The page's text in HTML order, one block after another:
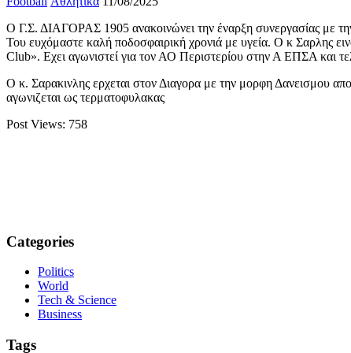
Ο Γ.Σ. ΔΙΑΓΟΡΑΣ 1905 ανακοινώνει την έναρξη συνεργασίας με
Του ευχόμαστε καλή ποδοσφαιρική χρονιά με υγεία. Ο κ Σαρλης
Club». Εχει αγωνιστεί για τον ΑΟ Περιστερίου στην Α ΕΠΣΑ και
Ο κ. Σαρακινλης ερχεται στον Διαγορα με την μορφη Δανεισμου
αγωνιζεται ως τερματοφυλακας
Post Views: 758
Categories
Politics
World
Tech & Science
Business
Tags